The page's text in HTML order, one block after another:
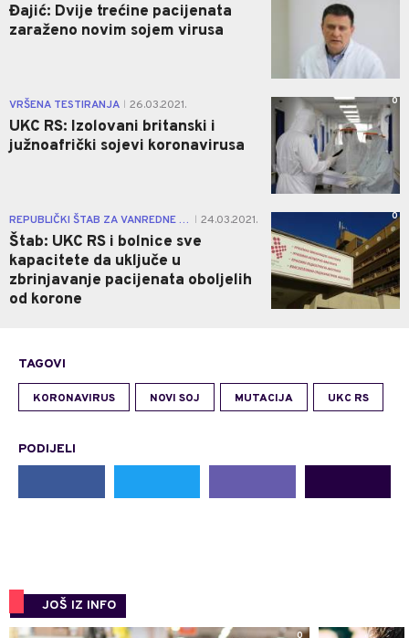
Đajić: Dvije trećine pacijenata
zaraženo novim sojem virusa
VRŠENA TESTIRANJA 26.03.2021.
UKC RS: Izolovani britanski i
južnoafrički sojevi koronavirusa
0
REPUBLIČKI ŠTAB ZA VANREDNE SITUACIJE 24.03.2021.
Štab: UKC RS i bolnice sve
kapacitete da uključe u
zbrinjavanje pacijenata oboljelih
od korone
0
TAGOVI
KORONAVIRUS NOVI SOJ MUTACIJA UKC RS
PODIJELI
JOŠ IZ INFO